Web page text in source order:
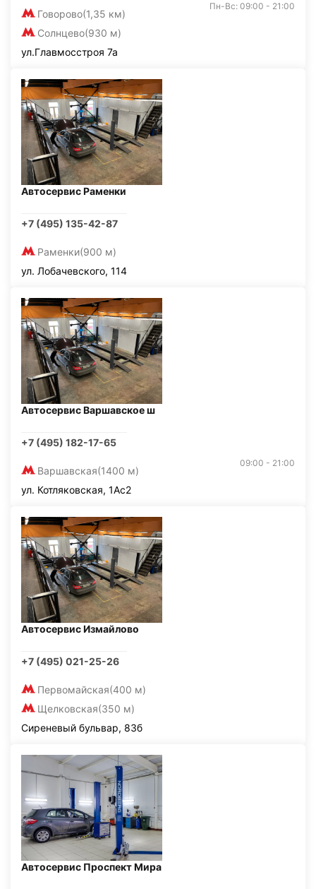
Говорово(1,35 км)
Солнцево(930 м)
Пн-Вс: 09:00 - 21:00
ул.Главмосстроя 7а
Автосервис Раменки
+7 (495) 135-42-87
Раменки(900 м)
ул. Лобачевского, 114
Автосервис Варшавское ш
+7 (495) 182-17-65
Варшавская(1400 м)
09:00 - 21:00
ул. Котляковская, 1Ас2
Автосервис Измайлово
+7 (495) 021-25-26
Первомайская(400 м)
Щелковская(350 м)
Сиреневый бульвар, 83б
Автосервис Проспект Мира